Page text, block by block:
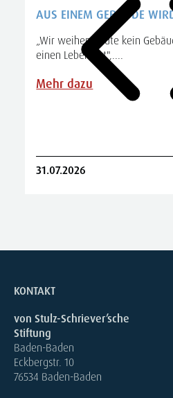
AUS EINEM GEBÄUDE
„Wir weihen heute kein
einen Lebensort",....
Mehr dazu
31.07.2026
KONTAKT
von Stulz-Schriever’sche
Stiftung
Baden-Baden
Eckbergstr. 10
76534 Baden-Baden